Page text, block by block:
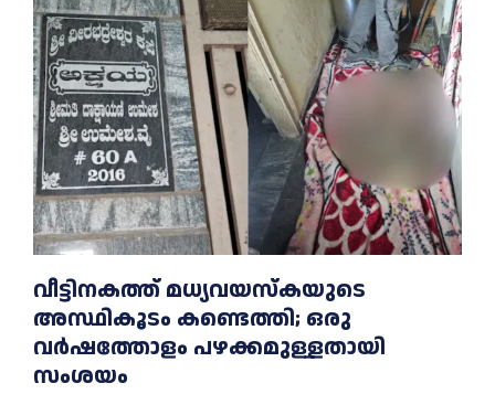
വീട്ടിനകത്ത് മധ്യവയസ്കയുടെ
അസ്ഥികൂടം കണ്ടെത്തി; ഒരു
വര്‍ഷത്തോളം പഴക്കമുള്ളതായി
സംശയം